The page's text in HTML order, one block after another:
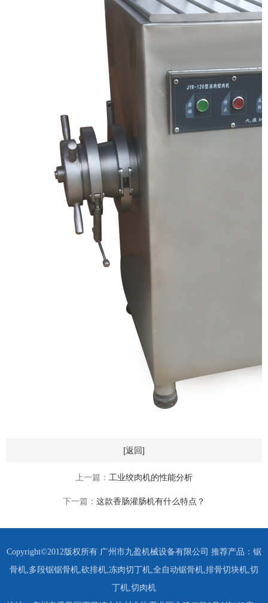
[返回]
上一篇： 工业绞肉机的性能分析
下一篇： 这款香肠灌肠机有什么特点？
Copyright©2012版权所有 广州市九盈机械设备有限公司 推荐产品： 锯
骨机 多段锯锯骨机 砍排机 冻肉切丁机 全自动锯骨机 排骨切块机 切
丁机 切肉机